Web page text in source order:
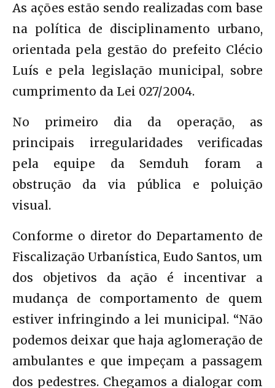
As ações estão sendo realizadas com base
na política de disciplinamento urbano,
orientada pela gestão do prefeito Clécio
Luís e pela legislação municipal, sobre
cumprimento da Lei 027/2004.
No primeiro dia da operação, as
principais irregularidades verificadas
pela equipe da Semduh foram a
obstrução da via pública e poluição
visual.
Conforme o diretor do Departamento de
Fiscalização Urbanística, Eudo Santos, um
dos objetivos da ação é incentivar a
mudança de comportamento de quem
estiver infringindo a lei municipal. “Não
podemos deixar que haja aglomeração de
ambulantes e que impeçam a passagem
dos pedestres. Chegamos a dialogar com